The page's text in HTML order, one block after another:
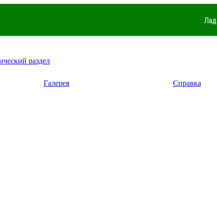
раздел
Галерея Справка